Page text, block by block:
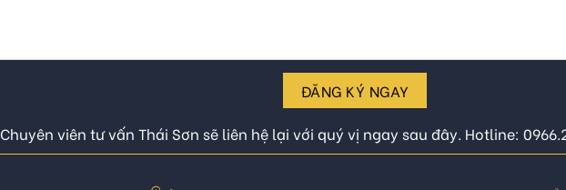
ĐĂNG KÝ NGAY
Chuyên viên tư vấn Thái Sơn sẽ liên hệ lại với quý vị ngay sau đây. Hotline: